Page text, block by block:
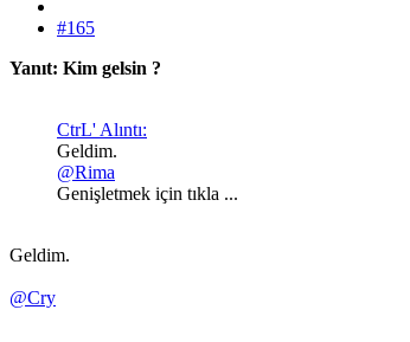
#165
Yanıt: Kim gelsin ?
CtrL' Alıntı:
Geldim.
@Rima
Genişletmek için tıkla ...
Geldim.
@Cry